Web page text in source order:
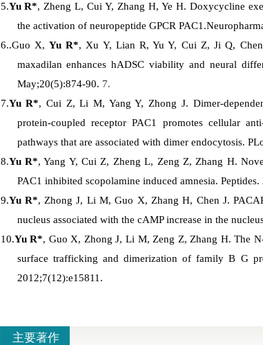
5.Yu R*, Zheng L, Cui Y, Zhang H, Ye H. Doxycycline
the activation of neuropeptide GPCR PAC1.
6..Guo X, Yu R*, Xu Y, Lian R, Yu Y, Cui Z, Ji Q,
maxadilan enhances hADSC viability and neural
May;20(5):874-90. 7.
7.Yu R*, Cui Z, Li M, Yang Y, Zhong J. Dimer-
protein-coupled receptor PAC1 promotes cellular
pathways that are associated with dimer endocytosis.
8.Yu R*, Yang Y, Cui Z, Zheng L, Zeng Z, Zhang H.
PAC1 inhibited scopolamine induced amnesia.
9.Yu R*, Zhong J, Li M, Guo X, Zhang H, Chen J.
nucleus associated with the cAMP increase in the
10.Yu R*, Guo X, Zhong J, Li M, Zeng Z, Zhang H.The
surface trafficking and dimerization of family B G
2012;7(12):e15811.
主要著作